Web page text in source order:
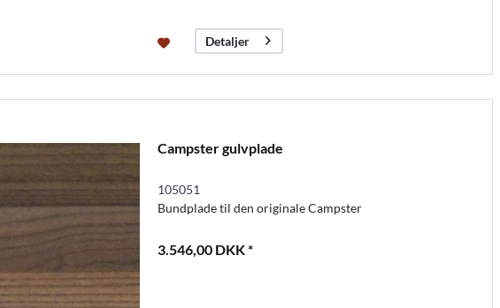
Detaljer
Campster gulvplade
105051
Bundplade til den originale Campster
3.546,00 DKK *